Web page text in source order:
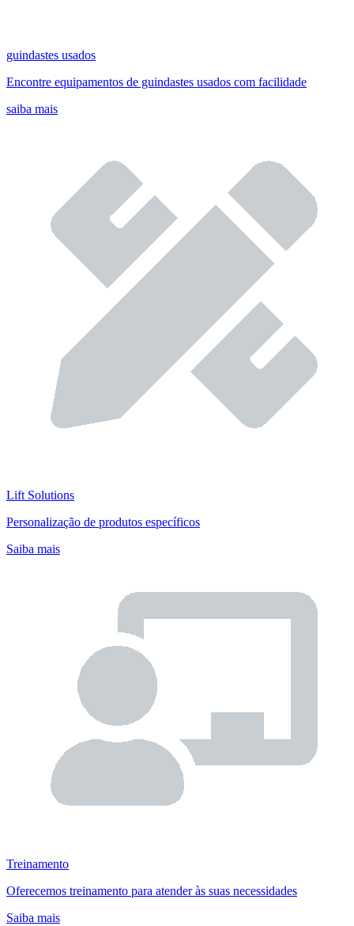
guindastes usados
Encontre equipamentos de guindastes usados com facilidade
saiba mais
Lift Solutions
Personalização de produtos específicos
Saiba mais
Treinamento
Oferecemos treinamento para atender às suas necessidades
Saiba mais